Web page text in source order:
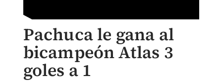
Pachuca le gana al
bicampeón Atlas 3
goles a 1